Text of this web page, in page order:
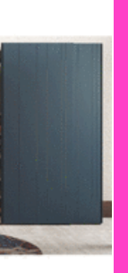
Schrank
seine
Besuchen
Sie
und